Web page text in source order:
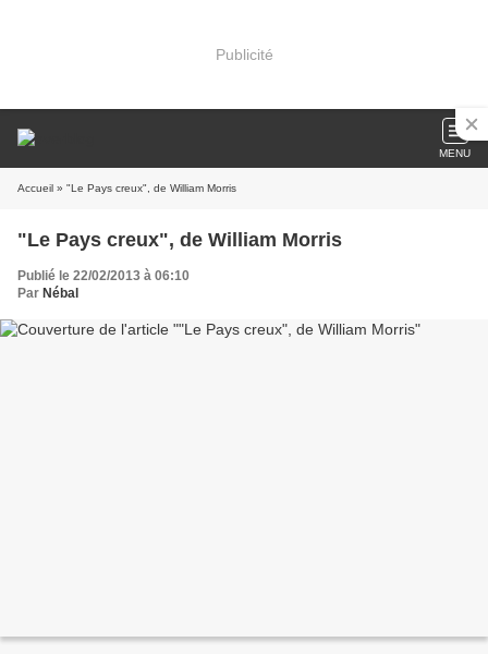
Publicité
MENU
Accueil » "Le Pays creux", de William Morris
"Le Pays creux", de William Morris
Publié le 22/02/2013 à 06:10
Par Nébal